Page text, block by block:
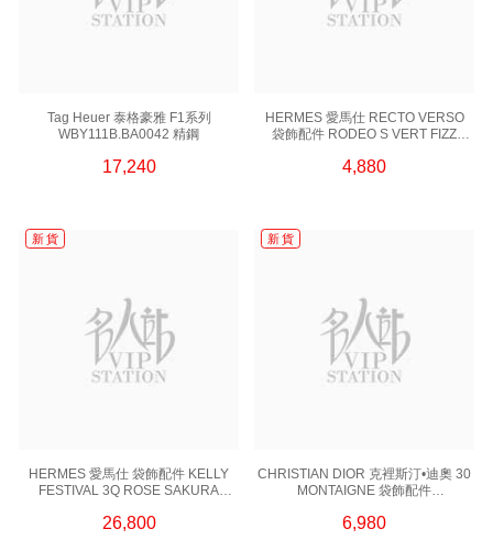
Tag Heuer 泰格豪雅 F1系列
WBY111B.BA0042 精鋼
17,240
HERMES 愛馬仕 RECTO VERSO
袋飾配件 RODEO S VERT FIZZ
4,880
HERMES 愛馬仕 袋飾配件 KELLY
FESTIVAL 3Q ROSE SAKURA
26,800
新 貨
CHRISTIAN DIOR 克裡斯汀•迪奧 30
MONTAIGNE 袋飾配件
6,980
新 貨